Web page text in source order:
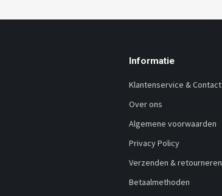
Informatie
Klantenservice & Contact
Over ons
Algemene voorwaarden
Privacy Policy
Verzenden & retourneren
Betaalmethoden